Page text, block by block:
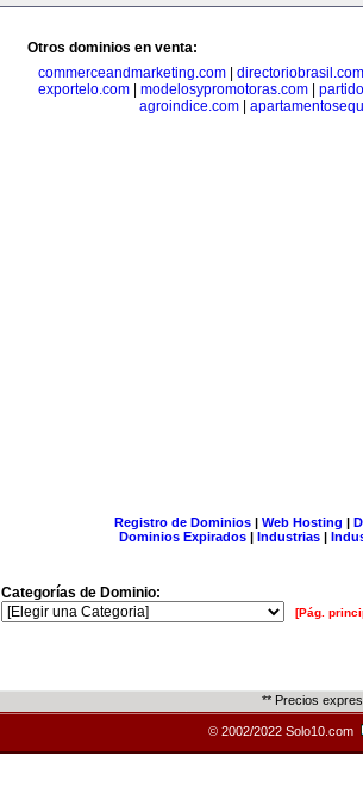
Otros dominios en venta:
commerceandmarketing.com| directoriobrasil.com
exportelo.com
modelosypromotoras.com
agroindice.com
Registro de Dominios| Web Hosting |
Dominios Expirados | Industrias |
Categorías de Dominio:
[Pág.
** Precios
© 2002/2022 Solo10.com